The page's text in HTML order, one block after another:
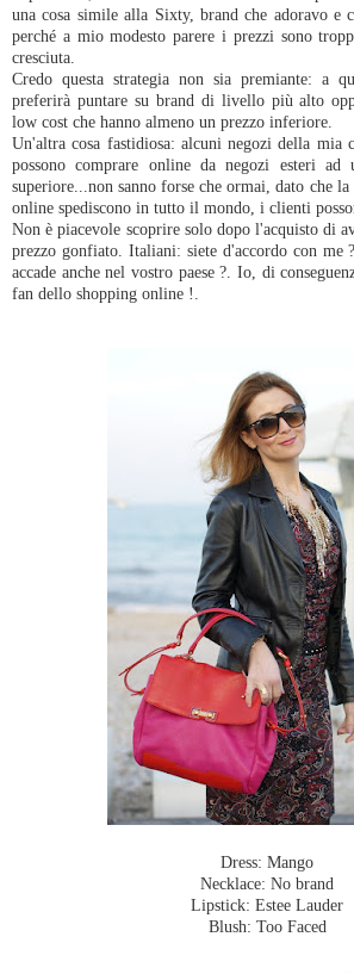
una cosa simile alla Sixty, brand che adoravo e
perché a mio modesto parere i prezzi sono
cresciuta.
Credo questa strategia non sia premiante: a
preferirà puntare su brand di livello più alto
low cost che hanno almeno un prezzo inferiore.
Un'altra cosa fastidiosa: alcuni negozi della mia
possono comprare online da negozi esteri ad
superiore...non sanno forse che ormai, dato che
online spediscono in tutto il mondo, i clienti
Non è piacevole scoprire solo dopo l'acquisto di
prezzo gonfiato. Italiani: siete d'accordo con me
accade anche nel vostro paese ?. Io, di
fan dello shopping online !.
Dress: Mango
Necklace: No brand
Lipstick: Estee Lauder
Blush: Too Faced